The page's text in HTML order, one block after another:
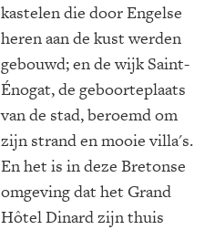
kastelen die door Engelse
heren aan de kust werden
gebouwd; en de wijk Saint-
Énogat, de geboorteplaats
van de stad, beroemd om
zijn strand en mooie villa's.
En het is in deze Bretonse
omgeving dat het Grand
Hôtel Dinard zijn thuis